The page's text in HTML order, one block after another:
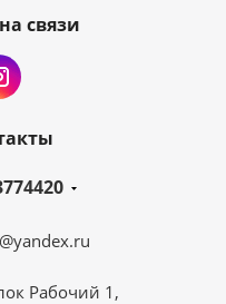
связи
Рабочий 1,